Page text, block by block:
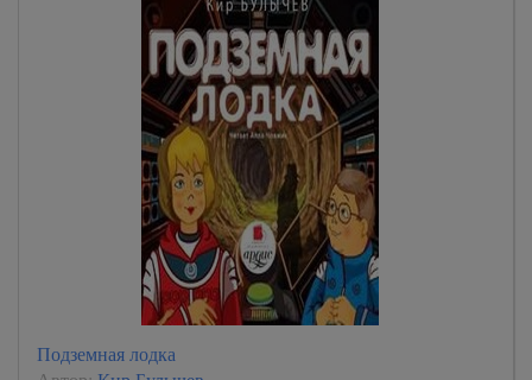
Подземная лодка